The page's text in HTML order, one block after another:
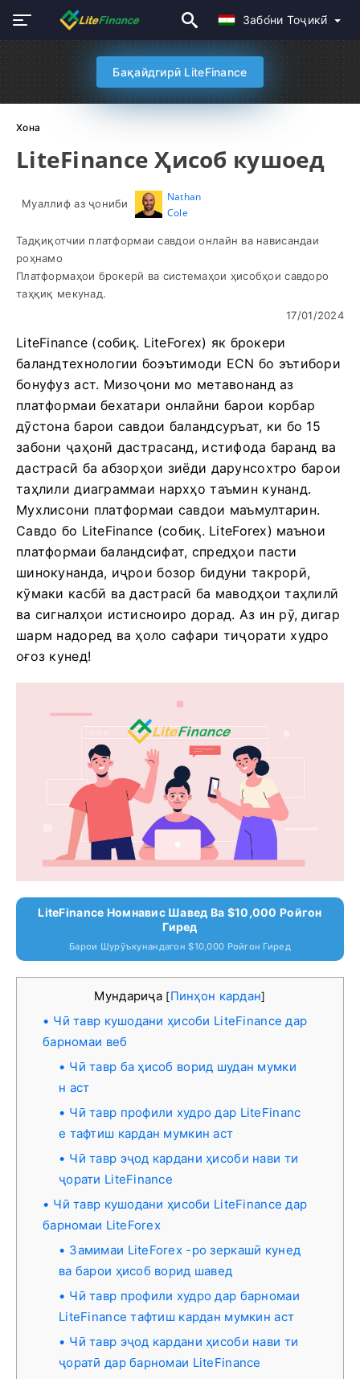
Забо́ни Тоҷикӣ́
Бақайдгирӣ LiteFinance
Хона
LiteFinance Ҳисоб кушоед
Муаллиф аз ҷониби
Nathan
Cole
Тадқиқотчии платформаи савдои онлайн ва нависандаи
роҳнамо
Платформаҳои брокерӣ ва системаҳои ҳисобҳои савдоро
таҳқиқ мекунад.
17/01/2024
LiteFinance (собиқ. LiteForex) як брокери
баландтехнологии боэътимоди ECN бо эътибори
бонуфуз аст. Мизоҷони мо метавонанд аз
платформаи бехатари онлайни барои корбар
дӯстона барои савдои баландсуръат, ки бо 15
забони ҷаҳонӣ дастрасанд, истифода баранд ва
дастрасӣ ба абзорҳои зиёди дарунсохтро барои
таҳлили диаграммаи нархҳо таъмин кунанд.
Мухлисони платформаи савдои маъмултарин.
Савдо бо LiteFinance (собиқ. LiteForex) маънои
платформаи баландсифат, спредҳои пасти
шинокунанда, иҷрои бозор бидуни такрорӣ,
кӯмаки касбӣ ва дастрасӣ ба маводҳои таҳлилӣ
ва сигналҳои истисноиро дорад. Аз ин рӯ, дигар
шарм надоред ва ҳоло сафари тиҷорати худро
оғоз кунед!
LiteFinance Номнавис Шавед Ва $10,000 Ройгон
Гиред
Барои Шурӯъкунандагон $10,000 Ройгон Гиред
Мундариҷа [Пинҳон кардан]
Чӣ тавр кушодани ҳисоби LiteFinance дар
барномаи веб
Чӣ тавр ба ҳисоб ворид шудан мумки
н аст
Чӣ тавр профили худро дар LiteFinanc
e тафтиш кардан мумкин аст
Чӣ тавр эҷод кардани ҳисоби нави ти
ҷорати LiteFinance
Чӣ тавр кушодани ҳисоби LiteFinance дар
барномаи LiteForex
Замимаи LiteForex -ро зеркашӣ кунед
ва барои ҳисоб ворид шавед
Чӣ тавр профили худро дар барномаи
LiteFinance тафтиш кардан мумкин аст
Чӣ тавр эҷод кардани ҳисоби нави ти
ҷоратӣ дар барномаи LiteFinance